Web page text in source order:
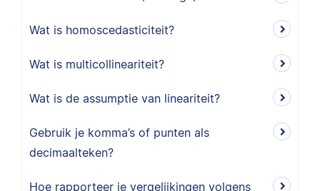
Wat is homoscedasticiteit?
Wat is multicollineariteit?
Wat is de assumptie van lineariteit?
Gebruik je komma’s of punten als
decimaalteken?
Hoe rapporteer je vergelijkingen volgens